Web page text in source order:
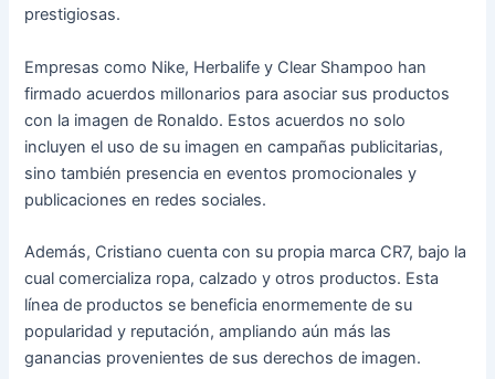
prestigiosas.
Empresas como Nike, Herbalife y Clear Shampoo han
firmado acuerdos millonarios para asociar sus productos
con la imagen de Ronaldo. Estos acuerdos no solo
incluyen el uso de su imagen en campañas publicitarias,
sino también presencia en eventos promocionales y
publicaciones en redes sociales.
Además, Cristiano cuenta con su propia marca CR7, bajo la
cual comercializa ropa, calzado y otros productos. Esta
línea de productos se beneficia enormemente de su
popularidad y reputación, ampliando aún más las
ganancias provenientes de sus derechos de imagen.